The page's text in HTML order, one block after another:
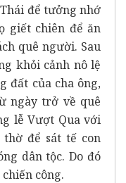
để tưởng nhớ
giết chiên để ăn
quê người. Sau
khỏi cảnh nô lệ
đất của cha ông,
ngày trở về quê
lễ Vượt Qua với
thờ để sát tế con
dân tộc. Do đó
công.